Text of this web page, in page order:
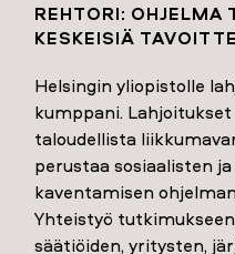
REH­TO­RI: OH­JEL­MA
KES­KEI­SIÄ
Helsingin yliopistolle
kumppani.
taloudellista
perustaa sosiaalisten
kaventamisen
Yhteistyö
säätiöiden, yritysten,